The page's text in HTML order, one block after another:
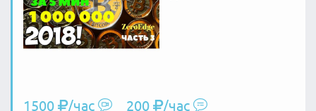
1500 /час 200 /час